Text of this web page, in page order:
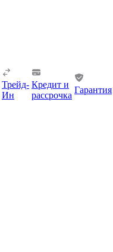
Трейд-
Ин
Кредит и
рассрочка
Гарантия